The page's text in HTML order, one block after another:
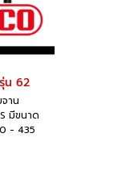
น 62
าน
มีขนาด
- 435